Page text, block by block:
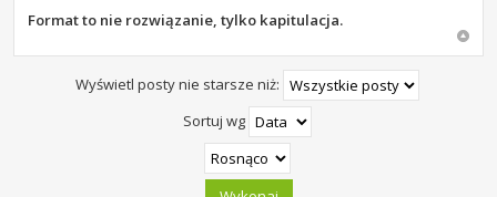
Format to nie rozwiązanie, tylko kapitulacja.
Wyświetl posty nie starsze niż:
Sortuj wg